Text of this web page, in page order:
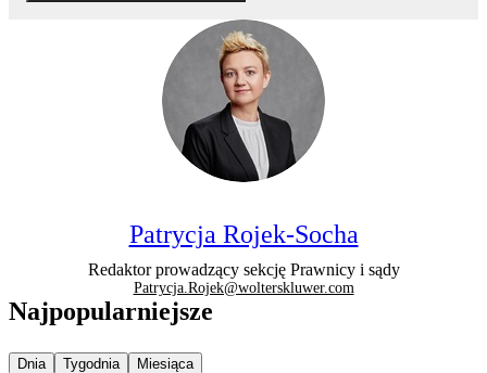
Patrycja Rojek-Socha
Redaktor prowadzący sekcję Prawnicy i sądy
Patrycja.Rojek@wolterskluwer.com
Najpopularniejsze
Najpopularniejsze wiadomości z
Dnia Najpopularniejsze wiadomości z
Tygodnia Najpopularniejsze wiadomości z
Miesiąca